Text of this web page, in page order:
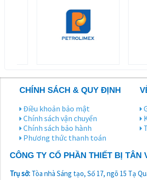
CHÍNH SÁCH & QUY ĐỊNH
Điều khoản bảo mật
Chính sách vận chuyển
Chính sách bảo hành
Phương thức thanh toán
CÔNG TY CỔ PHẦN THIẾT BỊ TÂN
Trụ sở: Tòa nhà Sáng tạo, Số 17, ngõ 15 Tạ